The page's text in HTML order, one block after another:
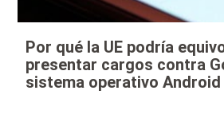
Por qué la UE podría
presentar cargos contra
sistema operativo Android